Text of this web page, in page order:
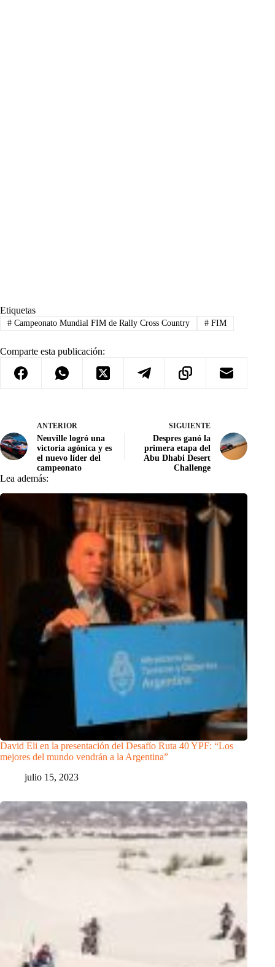
Etiquetas
#Campeonato Mundial FIM de Rally Cross Country #FIM
Comparte esta publicación:
ANTERIOR
Neuville logró una
victoria agónica y es
el nuevo líder del
campeonato
SIGUIENTE
Despres ganó la
primera etapa del
Abu Dhabi Desert
Challenge
Lea además:
David Eli en la presentación del Desafío Ruta 40 YPF: “Los
mejores del mundo vendrán a la Argentina”
julio 15, 2023